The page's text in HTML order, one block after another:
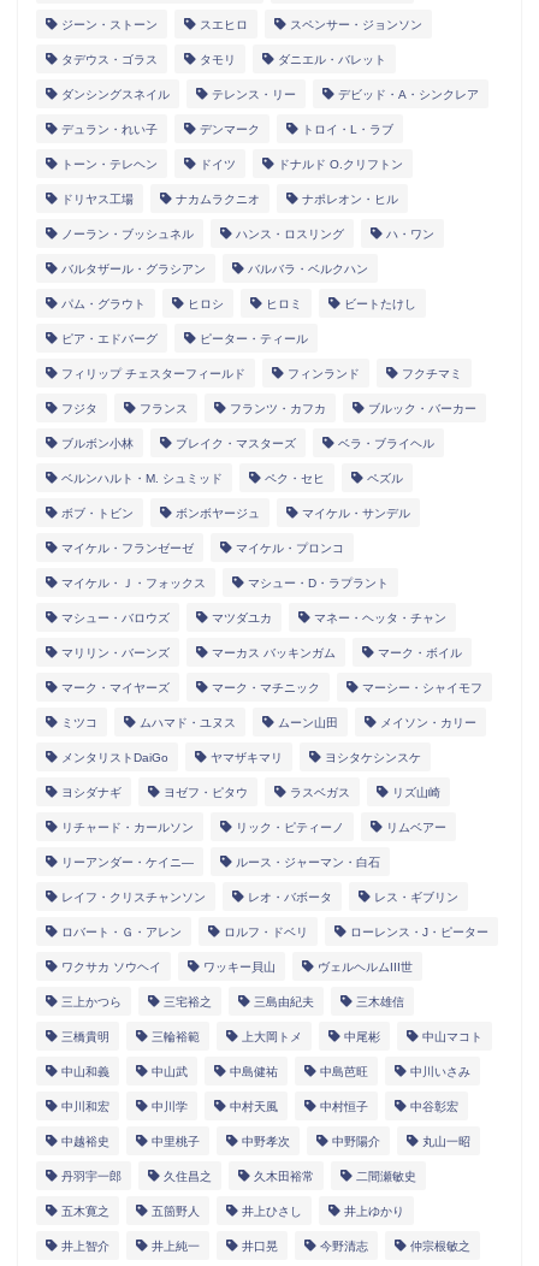
ジーン・ストーン スエヒロ スペンサー・ジョンソン
タデウス・ゴラス タモリ ダニエル・バレット
ダンシングスネイル テレンス・リー デビッド・A・シンクレア
デュラン・れい子 デンマーク トロイ・L・ラブ
トーン・テレヘン ドイツ ドナルド O.クリフトン
ドリヤス工場 ナカムラクニオ ナポレオン・ヒル
ノーラン・ブッシュネル ハンス・ロスリング ハ・ワン
バルタザール・グラシアン バルバラ・ベルクハン
パム・グラウト ヒロシ ヒロミ ビートたけし
ピア・エドバーグ ピーター・ティール
フィリップ チェスターフィールド フィンランド フクチマミ
フジタ フランス フランツ・カフカ ブルック・バーカー
ブルボン小林 ブレイク・マスターズ ベラ・ブライヘル
ベルンハルト・M. シュミッド ペク・セヒ ペズル
ボブ・トビン ボンボヤージュ マイケル・サンデル
マイケル・フランゼーゼ マイケル・プロンコ
マイケル・Ｊ・フォックス マシュー・D・ラプラント
マシュー・バロウズ マツダユカ マネー・ヘッタ・チャン
マリリン・バーンズ マーカス バッキンガム マーク・ボイル
マーク・マイヤーズ マーク・マチニック マーシー・シャイモフ
ミツコ ムハマド・ユヌス ムーン山田 メイソン・カリー
メンタリストDaiGo ヤマザキマリ ヨシタケシンスケ
ヨシダナギ ヨゼフ・ピタウ ラスベガス リズ山崎
リチャード・カールソン リック・ピティーノ リムベアー
リーアンダー・ケイニ― ルース・ジャーマン・白石
レイフ・クリスチャンソン レオ・バボータ レス・ギブリン
ロバート・Ｇ・アレン ロルフ・ドベリ ローレンス・J・ピーター
ワクサカ ソウヘイ ワッキー貝山 ヴェルヘルムIII世
三上かつら 三宅裕之 三島由紀夫 三木雄信
三橋貴明 三輪裕範 上大岡トメ 中尾彬 中山マコト
中山和義 中山武 中島健祐 中島芭旺 中川いさみ
中川和宏 中川学 中村天風 中村恒子 中谷彰宏
中越裕史 中里桃子 中野孝次 中野陽介 丸山一昭
丹羽宇一郎 久住昌之 久木田裕常 二間瀬敏史
五木寛之 五箇野人 井上ひさし 井上ゆかり
井上智介 井上純一 井口晃 今野清志 仲宗根敏之